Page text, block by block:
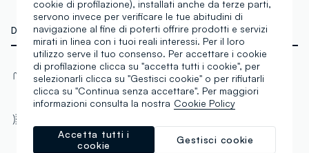
DETTAGLI TECNICI
Materiale
Viscosa
Tessuto
Intrecciato
Vestibilità
Skinny
cookie di profilazione), installati anche da terze parti,
servono invece per verificare le tue abitudini di
navigazione al fine di poterti offrire prodotti e servizi
mirati in linea con i tuoi reali interessi. Per il loro
utilizzo serve il tuo consenso. Per accettare i cookie
di profilazione clicca su "accetta tutti i cookie", per
selezionarli clicca su "Gestisci cookie" o per rifiutarli
clicca su "Continua senza accettare". Per maggiori
informazioni consulta la nostra Cookie Policy
Gestisci cookie
Accetta tutti i
cookie